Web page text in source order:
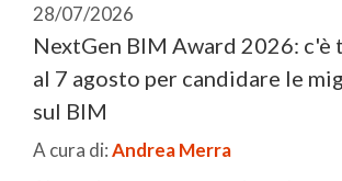
28/07/2026
NextGen BIM Award 2026: c'è
al 7 agosto per candidare le
sul BIM
A cura di:Andrea Merra